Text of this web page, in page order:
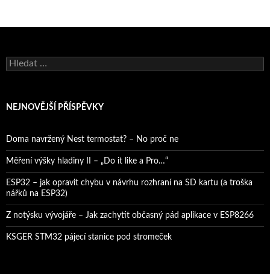
Vyhledávání
NEJNOVĚJŠÍ PŘÍSPĚVKY
Doma navržený Nest termostat? – No proč ne
Měření výšky hladiny II – „Do it like a Pro…“
ESP32 – jak opravit chybu v návrhu rozhraní na SD kartu (a troška
nářků na ESP32)
Z notýsku vývojáře – Jak zachytit občasný pád aplikace v ESP8266
KSGER STM32 pájecí stanice pod stromeček